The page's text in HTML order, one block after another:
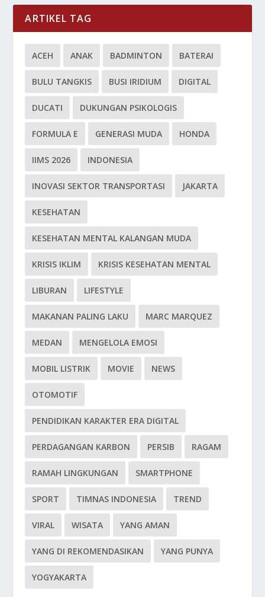
ARTIKEL TAG
ACEH ANAK BADMINTON BATERAI
BULU TANGKIS BUSI IRIDIUM DIGITAL
DUCATI DUKUNGAN PSIKOLOGIS
FORMULA E GENERASI MUDA HONDA
IIMS 2026 INDONESIA
INOVASI SEKTOR TRANSPORTASI JAKARTA
KESEHATAN
KESEHATAN MENTAL KALANGAN MUDA
KRISIS IKLIM KRISIS KESEHATAN MENTAL
LIBURAN LIFESTYLE
MAKANAN PALING LAKU MARC MARQUEZ
MEDAN MENGELOLA EMOSI
MOBIL LISTRIK MOVIE NEWS
OTOMOTIF
PENDIDIKAN KARAKTER ERA DIGITAL
PERDAGANGAN KARBON PERSIB RAGAM
RAMAH LINGKUNGAN SMARTPHONE
SPORT TIMNAS INDONESIA TREND
VIRAL WISATA YANG AMAN
YANG DI REKOMENDASIKAN YANG PUNYA
YOGYAKARTA